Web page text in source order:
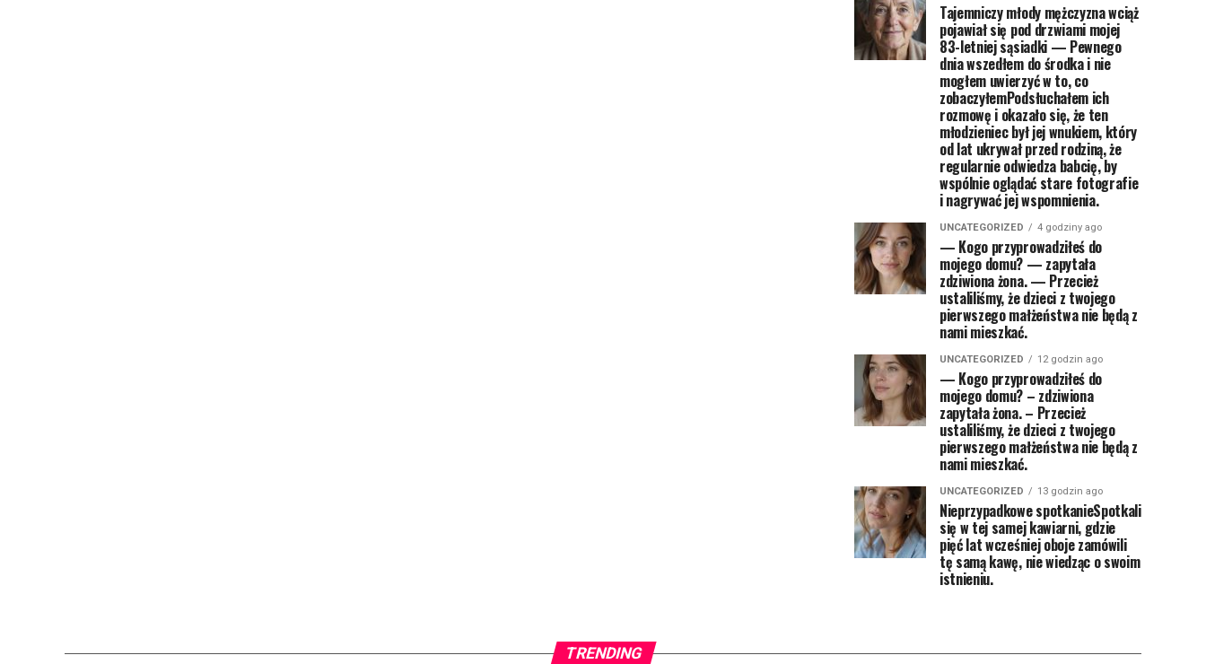
Tajemniczy młody mężczyzna wciąż
pojawiał się pod drzwiami mojej
83-letniej sąsiadki — Pewnego
dnia wszedłem do środka i nie
mogłem uwierzyć w to, co
zobaczyłemPodsłuchałem ich
rozmowę i okazało się, że ten
młodzieniec był jej wnukiem, który
od lat ukrywał przed rodziną, że
regularnie odwiedza babcię, by
wspólnie oglądać stare fotografie
i nagrywać jej wspomnienia.
UNCATEGORIZED 4 godziny ago
— Kogo przyprowadziłeś do
mojego domu? — zapytała
zdziwiona żona. — Przecież
ustaliliśmy, że dzieci z twojego
pierwszego małżeństwa nie będą z
nami mieszkać.
UNCATEGORIZED 12 godzin ago
— Kogo przyprowadziłeś do
mojego domu? – zdziwiona
zapytała żona. – Przecież
ustaliliśmy, że dzieci z twojego
pierwszego małżeństwa nie będą z
nami mieszkać.
UNCATEGORIZED 13 godzin ago
Nieprzypadkowe spotkanieSpotkali
się w tej samej kawiarni, gdzie
pięć lat wcześniej oboje zamówili
tę samą kawę, nie wiedząc o swoim
istnieniu.
TRENDING